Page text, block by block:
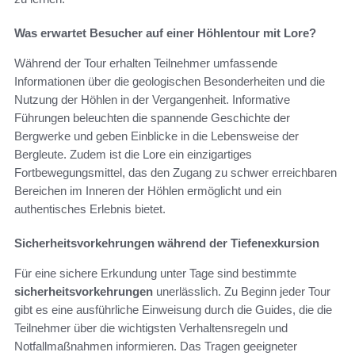
Was erwartet Besucher auf einer Höhlentour mit Lore?
Während der Tour erhalten Teilnehmer umfassende
Informationen über die geologischen Besonderheiten und die
Nutzung der Höhlen in der Vergangenheit. Informative
Führungen beleuchten die spannende Geschichte der
Bergwerke und geben Einblicke in die Lebensweise der
Bergleute. Zudem ist die Lore ein einzigartiges
Fortbewegungsmittel, das den Zugang zu schwer erreichbaren
Bereichen im Inneren der Höhlen ermöglicht und ein
authentisches Erlebnis bietet.
Sicherheitsvorkehrungen während der Tiefenexkursion
Für eine sichere Erkundung unter Tage sind bestimmte
sicherheitsvorkehrungen unerlässlich. Zu Beginn jeder Tour
gibt es eine ausführliche Einweisung durch die Guides, die die
Teilnehmer über die wichtigsten Verhaltensregeln und
Notfallmaßnahmen informieren. Das Tragen geeigneter